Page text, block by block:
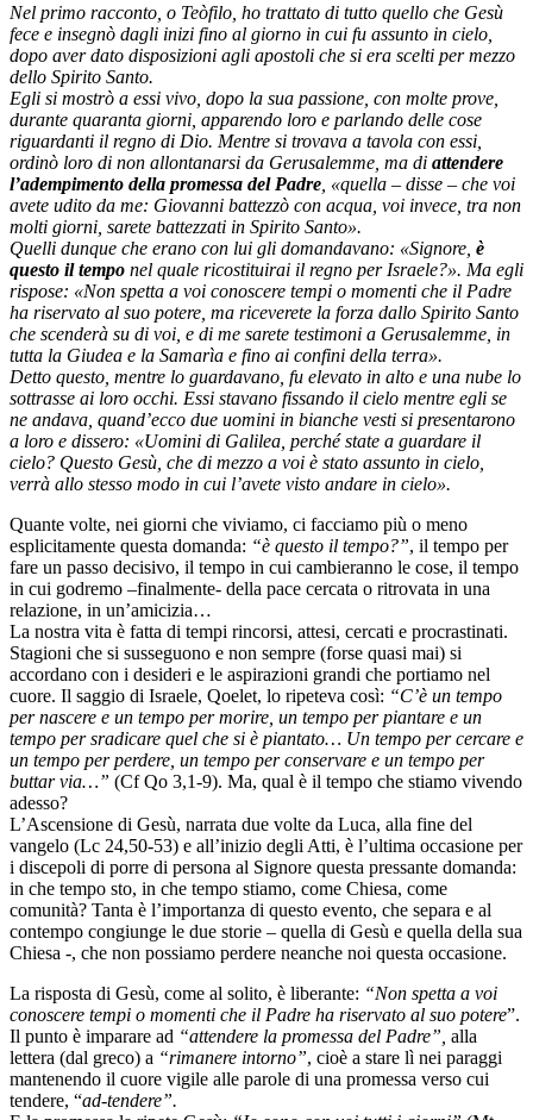
Nel primo racconto, o Teòfilo, ho trattato di tutto quello che Gesù
fece e insegnò dagli inizi fino al giorno in cui fu assunto in cielo,
dopo aver dato disposizioni agli apostoli che si era scelti per mezzo
dello Spirito Santo.
Egli si mostrò a essi vivo, dopo la sua passione, con molte prove,
durante quaranta giorni, apparendo loro e parlando delle cose
riguardanti il regno di Dio. Mentre si trovava a tavola con essi,
ordinò loro di non allontanarsi da Gerusalemme, ma di attendere
l’adempimento della promessa del Padre , «quella – disse – che voi
avete udito da me: Giovanni battezzò con acqua, voi invece, tra non
molti giorni, sarete battezzati in Spirito Santo».
Quelli dunque che erano con lui gli domandavano: «Signore, è
questo il tempo nel quale ricostituirai il regno per Israele?». Ma egli
rispose: «Non spetta a voi conoscere tempi o momenti che il Padre
ha riservato al suo potere, ma riceverete la forza dallo Spirito Santo
che scenderà su di voi, e di me sarete testimoni a Gerusalemme, in
tutta la Giudea e la Samarìa e fino ai confini della terra».
Detto questo, mentre lo guardavano, fu elevato in alto e una nube lo
sottrasse ai loro occhi. Essi stavano fissando il cielo mentre egli se
ne andava, quand’ecco due uomini in bianche vesti si presentarono
a loro e dissero: «Uomini di Galilea, perché state a guardare il
cielo? Questo Gesù, che di mezzo a voi è stato assunto in cielo,
verrà allo stesso modo in cui l’avete visto andare in cielo».
Quante volte, nei giorni che viviamo, ci facciamo più o meno
esplicitamente questa domanda: “è questo il tempo?”, il tempo per
fare un passo decisivo, il tempo in cui cambieranno le cose, il tempo
in cui godremo –finalmente- della pace cercata o ritrovata in una
relazione, in un’amicizia…
La nostra vita è fatta di tempi rincorsi, attesi, cercati e procrastinati.
Stagioni che si susseguono e non sempre (forse quasi mai) si
accordano con i desideri e le aspirazioni grandi che portiamo nel
cuore. Il saggio di Israele, Qoelet, lo ripeteva così: “C’è un tempo
per nascere e un tempo per morire, un tempo per piantare e un
tempo per sradicare quel che si è piantato… Un tempo per cercare e
un tempo per perdere, un tempo per conservare e un tempo per
buttar via…” (Cf Qo 3,1-9). Ma, qual è il tempo che stiamo vivendo
adesso?
L’Ascensione di Gesù, narrata due volte da Luca, alla fine del
vangelo (Lc 24,50-53) e all’inizio degli Atti, è l’ultima occasione per
i discepoli di porre di persona al Signore questa pressante domanda:
in che tempo sto, in che tempo stiamo, come Chiesa, come
comunità? Tanta è l’importanza di questo evento, che separa e al
contempo congiunge le due storie – quella di Gesù e quella della sua
Chiesa -, che non possiamo perdere neanche noi questa occasione.
La risposta di Gesù, come al solito, è liberante: “Non spetta a voi
conoscere tempi o momenti che il Padre ha riservato al suo potere”.
Il punto è imparare ad “attendere la promessa del Padre”, alla
lettera (dal greco) a “rimanere intorno”, cioè a stare lì nei paraggi
mantenendo il cuore vigile alle parole di una promessa verso cui
tendere, “ad-tendere”.